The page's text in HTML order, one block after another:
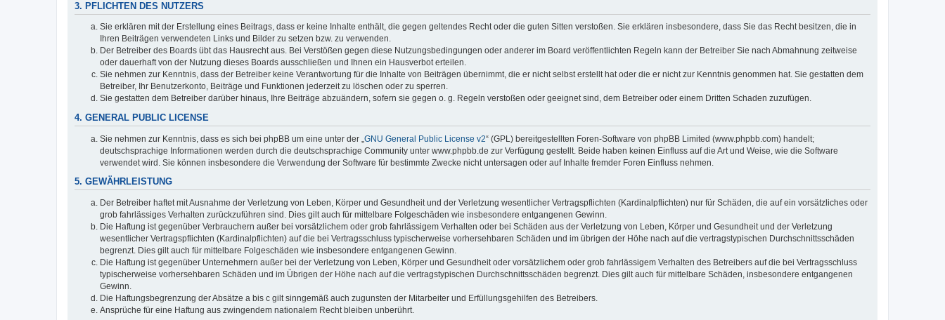
3. PFLICHTEN DES NUTZERS
Sie erklären mit der Erstellung eines Beitrags, dass er keine Inhalte enthält, die gegen geltendes Recht oder die guten Sitten verstoßen. Sie erklären insbesondere, dass Sie das Recht besitzen, die in
Ihren Beiträgen verwendeten Links und Bilder zu setzen bzw. zu verwenden.
Der Betreiber des Boards übt das Hausrecht aus. Bei Verstößen gegen diese Nutzungsbedingungen oder anderer im Board veröffentlichten Regeln kann der Betreiber Sie nach Abmahnung zeitweise
oder dauerhaft von der Nutzung dieses Boards ausschließen und Ihnen ein Hausverbot erteilen.
Sie nehmen zur Kenntnis, dass der Betreiber keine Verantwortung für die Inhalte von Beiträgen übernimmt, die er nicht selbst erstellt hat oder die er nicht zur Kenntnis genommen hat. Sie gestatten dem
Betreiber, Ihr Benutzerkonto, Beiträge und Funktionen jederzeit zu löschen oder zu sperren.
Sie gestatten dem Betreiber darüber hinaus, Ihre Beiträge abzuändern, sofern sie gegen o. g. Regeln verstoßen oder geeignet sind, dem Betreiber oder einem Dritten Schaden zuzufügen.
4. GENERAL PUBLIC LICENSE
Sie nehmen zur Kenntnis, dass es sich bei phpBB um eine unter der „ GNU General Public License v2“ (GPL) bereitgestellten Foren-Software von phpBB Limited (www.phpbb.com) handelt;
deutschsprachige Informationen werden durch die deutschsprachige Community unter www.phpbb.de zur Verfügung gestellt. Beide haben keinen Einfluss auf die Art und Weise, wie die Software
verwendet wird. Sie können insbesondere die Verwendung der Software für bestimmte Zwecke nicht untersagen oder auf Inhalte fremder Foren Einfluss nehmen.
5. GEWÄHRLEISTUNG
Der Betreiber haftet mit Ausnahme der Verletzung von Leben, Körper und Gesundheit und der Verletzung wesentlicher Vertragspflichten (Kardinalpflichten) nur für Schäden, die auf ein vorsätzliches oder
grob fahrlässiges Verhalten zurückzuführen sind. Dies gilt auch für mittelbare Folgeschäden wie insbesondere entgangenen Gewinn.
Die Haftung ist gegenüber Verbrauchern außer bei vorsätzlichem oder grob fahrlässigem Verhalten oder bei Schäden aus der Verletzung von Leben, Körper und Gesundheit und der Verletzung
wesentlicher Vertragspflichten (Kardinalpflichten) auf die bei Vertragsschluss typischerweise vorhersehbaren Schäden und im übrigen der Höhe nach auf die vertragstypischen Durchschnittsschäden
begrenzt. Dies gilt auch für mittelbare Folgeschäden wie insbesondere entgangenen Gewinn.
Die Haftung ist gegenüber Unternehmern außer bei der Verletzung von Leben, Körper und Gesundheit oder vorsätzlichem oder grob fahrlässigem Verhalten des Betreibers auf die bei Vertragsschluss
typischerweise vorhersehbaren Schäden und im Übrigen der Höhe nach auf die vertragstypischen Durchschnittsschäden begrenzt. Dies gilt auch für mittelbare Schäden, insbesondere entgangenen
Gewinn.
Die Haftungsbegrenzung der Absätze a bis c gilt sinngemäß auch zugunsten der Mitarbeiter und Erfüllungsgehilfen des Betreibers.
Ansprüche für eine Haftung aus zwingendem nationalem Recht bleiben unberührt.